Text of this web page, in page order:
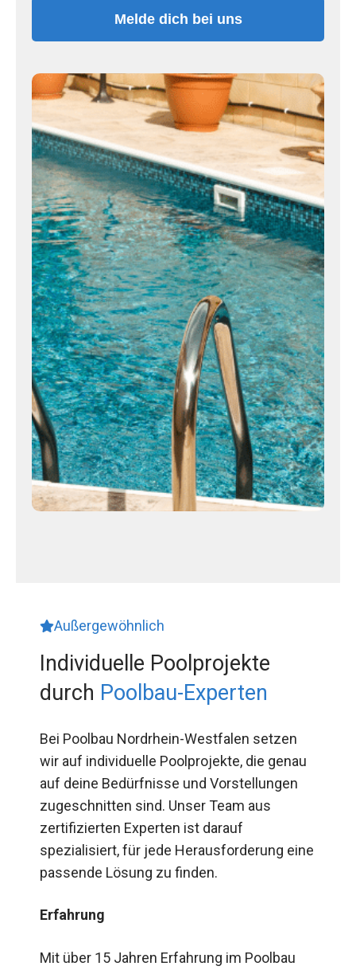
Melde dich bei uns
Außergewöhnlich
Individuelle Poolprojekte
durch Poolbau-Experten
Bei Poolbau Nordrhein-Westfalen setzen
wir auf individuelle Poolprojekte, die genau
auf deine Bedürfnisse und Vorstellungen
zugeschnitten sind. Unser Team aus
zertifizierten Experten ist darauf
spezialisiert, für jede Herausforderung eine
passende Lösung zu finden.
Erfahrung
Mit über 15 Jahren Erfahrung im Poolbau